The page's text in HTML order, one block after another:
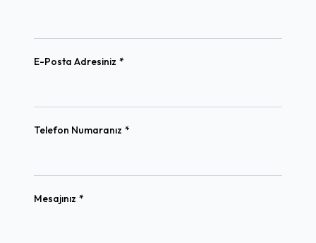
E-Posta Adresiniz *
Telefon Numaranız *
Mesajınız *